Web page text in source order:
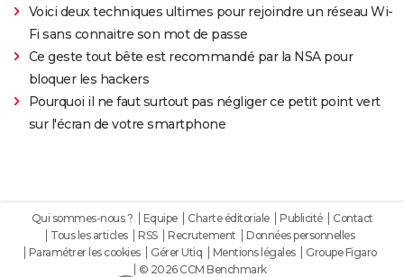
Voici deux techniques ultimes pour rejoindre un réseau Wi-
Fi sans connaitre son mot de passe
Ce geste tout bête est recommandé par la NSA pour
bloquer les hackers
Pourquoi il ne faut surtout pas négliger ce petit point vert
sur l'écran de votre smartphone
Qui sommes-nous ? Equipe Charte éditoriale Publicité
Contact
Tous les articles
RSS Recrutement
Données personnelles
Paramétrer les cookies
Gérer Utiq Mentions légales
Groupe Figaro
© 2026 CCM Benchmark